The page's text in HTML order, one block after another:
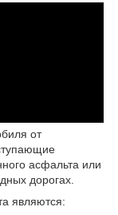
от
асфальта или
дорогах.
являются: